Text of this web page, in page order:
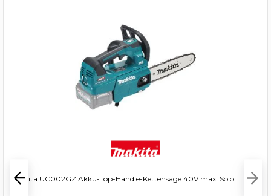
Makita UC002GZ Akku-Top-Handle-Kettensäge 40V max. Solo